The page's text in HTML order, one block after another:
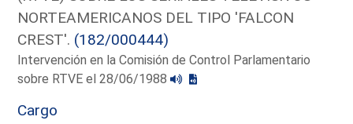
NORTEAMERICANOS DEL TIPO 'FALCON
CREST'. (182/000444)
Intervención en la Comisión de Control Parlamentario
sobre RTVE el 28/06/1988
Cargo